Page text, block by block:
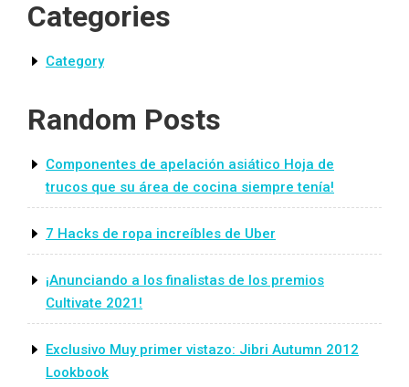
Categories
Category
Random Posts
Componentes de apelación asiático Hoja de
trucos que su área de cocina siempre tenía!
7 Hacks de ropa increíbles de Uber
¡Anunciando a los finalistas de los premios
Cultivate 2021!
Exclusivo Muy primer vistazo: Jibri Autumn 2012
Lookbook